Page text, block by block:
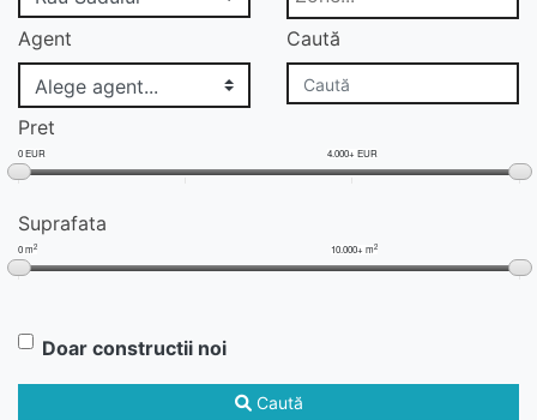
Agent Caută
Pret
0 EUR 4.000+ EUR
Suprafata
0 m2 10.000+ m2
Doar constructii noi
Caută